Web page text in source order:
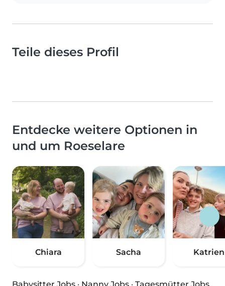
Teile dieses Profil
Entdecke weitere Optionen in
und um Roeselare
Chiara Sacha Katrien
Babysitter Jobs · Nanny Jobs · Tagesmütter Jobs